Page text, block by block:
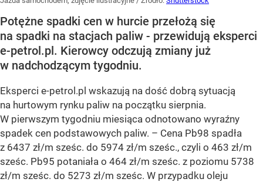
Potężne spadki cen w hurcie przełożą się
na spadki na stacjach paliw - przewidują eksperci
e-petrol.pl. Kierowcy odczują zmiany już
w nadchodzącym tygodniu.
Eksperci e-petrol.pl wskazują na dość dobrą sytuacją
na hurtowym rynku paliw na początku sierpnia.
W pierwszym tygodniu miesiąca odnotowano wyraźny
spadek cen podstawowych paliw. – Cena Pb98 spadła
z 6437 zł/m sześc. do 5974 zł/m sześc., czyli o 463 zł/m
sześc. Pb95 potaniała o 464 zł/m sześc. z poziomu 5738
zł/m sześc. do 5273 zł/m sześc. W przypadku oleju